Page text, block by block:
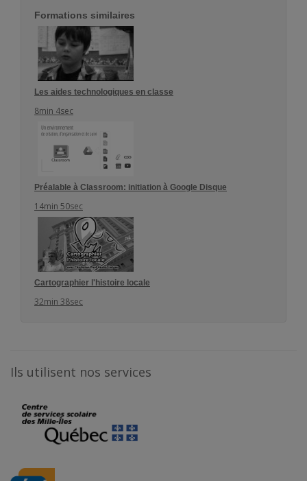
Formations similaires
Les aides technologiques en classe
8min 4sec
Préalable à Classroom: initiation à Google Disque
14min 50sec
Cartographier l'histoire locale
32min 38sec
Ils utilisent nos services